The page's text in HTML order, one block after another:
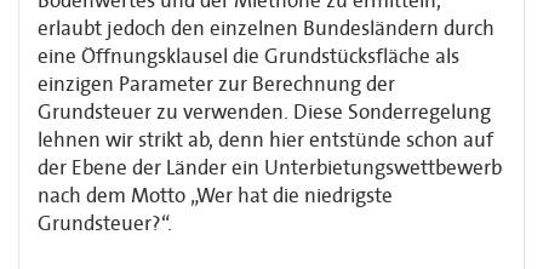
erlaubt jedoch den einzelnen Bundesländern durch
eine Öffnungsklausel die Grundstücksfläche als
einzigen Parameter zur Berechnung der
Grundsteuer zu verwenden. Diese Sonderregelung
lehnen wir strikt ab, denn hier entstünde schon auf
der Ebene der Länder ein Unterbietungswettbewerb
nach dem Motto „Wer hat die niedrigste
Grundsteuer?“.